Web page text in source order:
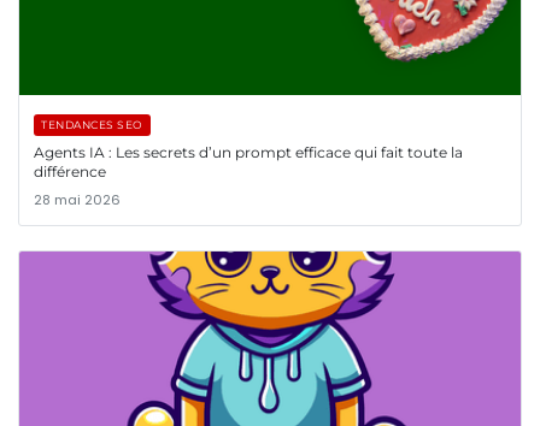
TENDANCES SEO
Agents IA : Les secrets d’un prompt efficace qui fait toute la
différence
28 mai 2026